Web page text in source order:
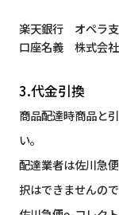
楽天銀行 オペラ
口座名義 株式会
3.代金引換
商品配達時商品と
い。
配達業者は佐川急
択はできませんの